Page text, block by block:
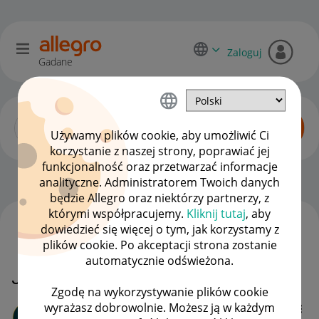
Używamy plików cookie, aby umożliwić Ci
korzystanie z naszej strony, poprawiać jej
funkcjonalność oraz przetwarzać informacje
analityczne. Administratorem Twoich danych
będzie Allegro oraz niektórzy partnerzy, z
którymi współpracujemy. Kliknij tutaj, aby
dowiedzieć się więcej o tym, jak korzystamy z
plików cookie. Po akceptacji strona zostanie
automatycznie odświeżona.
Zgodę na wykorzystywanie plików cookie
wyrażasz dobrowolnie. Możesz ją w każdym
Gadane
Zaloguj
Kupujący o Allegro Lokalnie OPCJE
Jak odzyskać pieniądze ?
TIGERI
WSZYSTKIE TEMATY